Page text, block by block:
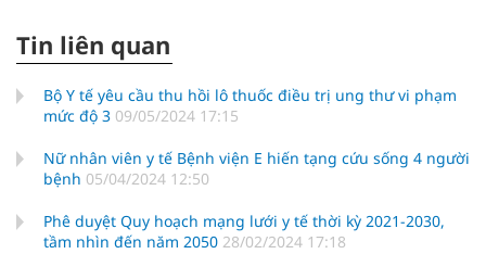
Tin liên quan
Bộ Y tế yêu cầu thu hồi lô thuốc điều trị ung thư vi phạm
mức độ 3 09/05/2024 17:15
Nữ nhân viên y tế Bệnh viện E hiến tạng cứu sống 4 người
bệnh 05/04/2024 12:50
Phê duyệt Quy hoạch mạng lưới y tế thời kỳ 2021-2030,
tầm nhìn đến năm 2050 28/02/2024 17:18